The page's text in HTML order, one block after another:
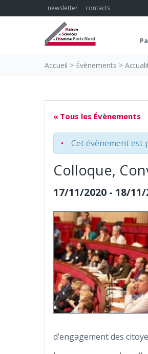
to
newsletter contacts
Accueil > Évènements >
« Tous les Évènements
Cet évènement est
Colloque,
17/11/2020 - 18/11/
d’engagement des